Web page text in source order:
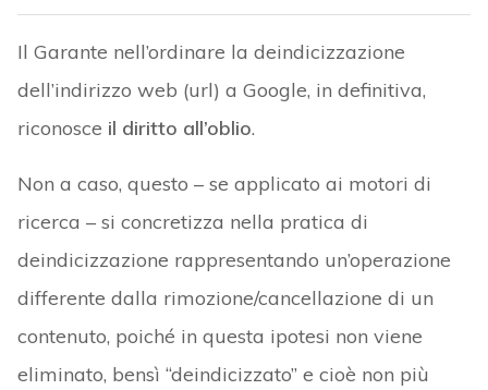
Il Garante nell’ordinare la deindicizzazione
dell’indirizzo web (url) a Google, in definitiva,
riconosce il diritto all’oblio.
Non a caso, questo – se applicato ai motori di
ricerca – si concretizza nella pratica di
deindicizzazione rappresentando un’operazione
differente dalla rimozione/cancellazione di un
contenuto, poiché in questa ipotesi non viene
eliminato, bensì “deindicizzato” e cioè non più